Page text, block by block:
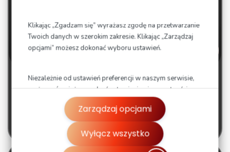
Klikając „Zgadzam się” wyrażasz zgodę na przetwarzanie
Twoich danych w szerokim zakresie. Klikając „Zarządzaj
opcjami” możesz dokonać wyboru ustawień.
Niezależnie od ustawień preferencji w naszym serwisie,
możesz również zarządzać ustawieniami prywatności
swojej przeglądarki. Więcej informacji o przetwarzaniu
danych znajdziesz wPolityce prywatności.
Zarządzaj opcjami
Wyłącz wszystko
Bon kwotowy 500 zł
500